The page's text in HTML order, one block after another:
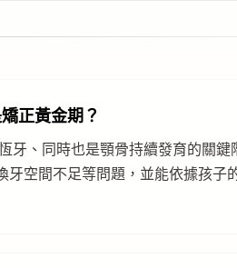
正黃金期？
牙、同時也是顎骨持續發育的關
空間不足等問題，並能依據孩子